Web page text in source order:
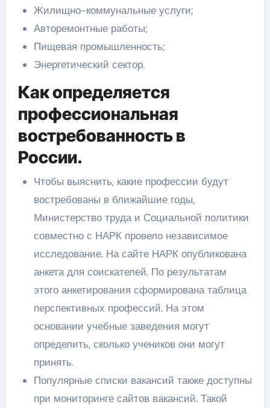
Жилищно-коммунальные услуги;
Авторемонтные работы;
Пищевая промышленность;
Энергетический сектор.
Как определяется
профессиональная
востребованность в
России.
Чтобы выяснить, какие профессии будут
востребованы в ближайшие годы,
Министерство труда и Социальной политики
совместно с НАРК провело независимое
исследование. На сайте НАРК опубликована
анкета для соискателей. По результатам
этого анкетирования сформирована таблица
перспективных профессий. На этом
основании учебные заведения могут
определить, сколько учеников они могут
принять.
Популярные списки вакансий также доступны
при мониторинге сайтов вакансий. Такой